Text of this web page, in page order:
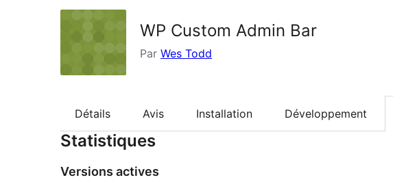
WP Custom Admin Bar
Par Wes Todd
Détails Avis Installation Développement
Statistiques
Versions actives